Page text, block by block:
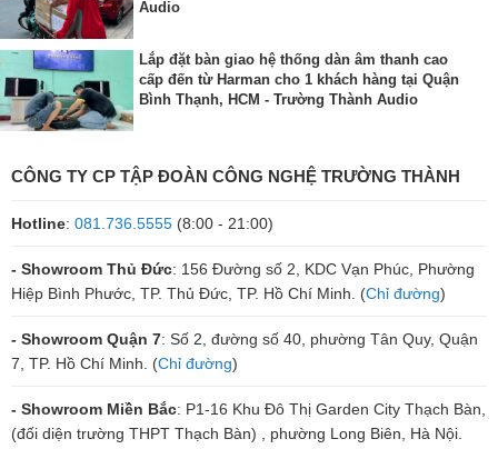
Audio
Lắp đặt bàn giao hệ thống dàn âm thanh cao
cấp đến từ Harman cho 1 khách hàng tại Quận
Bình Thạnh, HCM - Trường Thành Audio
CÔNG TY CP TẬP ĐOÀN CÔNG NGHỆ TRƯỜNG THÀNH
Hotline: 081.736.5555 (8:00 - 21:00)
- Showroom Thủ Đức: 156 Đường số 2, KDC Vạn Phúc, Phường
Hiệp Bình Phước, TP. Thủ Đức, TP. Hồ Chí Minh. (Chỉ đường)
- Showroom Quận 7: Số 2, đường số 40, phường Tân Quy, Quận
7, TP. Hồ Chí Minh. (Chỉ đường)
- Showroom Miền Bắc: P1-16 Khu Đô Thị Garden City Thạch Bàn,
(đối diện trường THPT Thạch Bàn) , phường Long Biên, Hà Nội.